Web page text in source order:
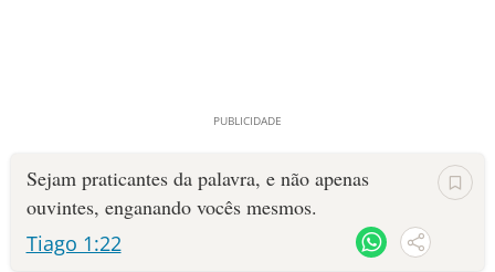
Sejam praticantes da palavra, e não apenas
ouvintes, enganando vocês mesmos.
Tiago 1:22